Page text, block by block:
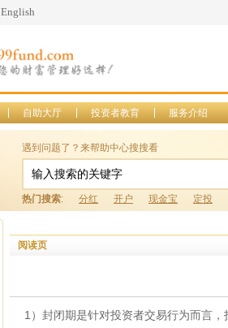
English
自助大厅 投资者教育 服务介绍
遇到问题了？来帮助中心搜搜看
热门搜索: 分红 开户 现金宝 定投
阅读页
1）封闭期是针对投资者交易行为而言